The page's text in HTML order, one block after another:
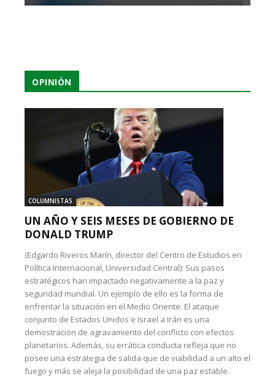
OPINIÓN
COLUMNISTAS
UN AÑO Y SEIS MESES DE GOBIERNO DE
DONALD TRUMP
(Edgardo Riveros Marín, director del Centro de Estudios en
Política Internacional, Universidad Central): Sus pasos
estratégicos han impactado negativamente a la paz y
seguridad mundial. Un ejemplo de ello es la forma de
enfrentar la situación en el Medio Oriente. El ataque
conjunto de Estados Unidos e Israel a Irán es una
demostración de agravamiento del conflicto con efectos
planetarios. Además, su errática conducta refleja que no
posee una estrategia de salida que de viabilidad a un alto el
fuego y más se aleja la posibilidad de una paz estable.